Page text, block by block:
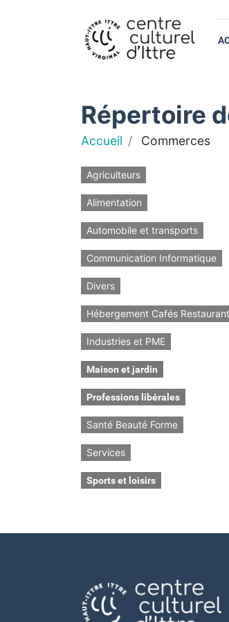
Répertoire
Accueil Commerces
Agriculteurs
Alimentation
Automobile et transports
Communication Informatique
Divers
Hébergement Cafés
Industries et PME
Maison et jardin
Professions libérales
Santé Beauté Forme
Services
Sports et loisirs